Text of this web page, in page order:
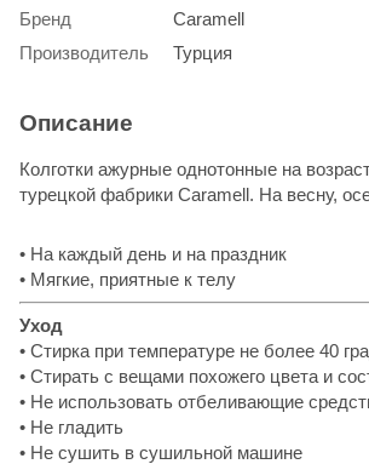
Бренд
Caramell
Производитель
Турция
Описание
Колготки ажурные однотонные на
турецкой фабрики Caramell. На весну,
• На каждый день и на праздник
• Мягкие, приятные к телу
Уход
• Стирка при температуре не более 40
• Стирать с вещами похожего цвета и
• Не использовать отбеливающие
• Не гладить
• Не сушить в сушильной машине